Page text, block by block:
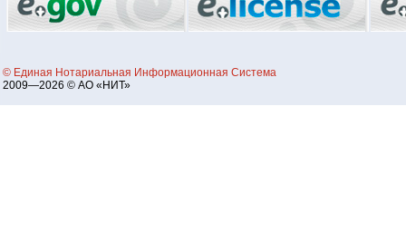
© Единая Нотариальная Информационная Система
2009—2026 © АО «НИТ»